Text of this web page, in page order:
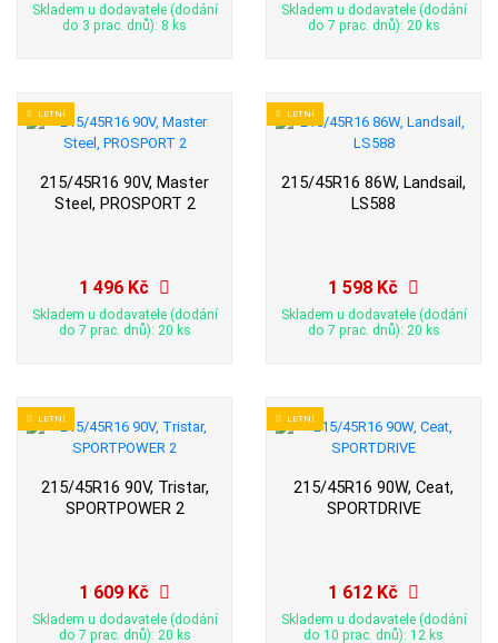
Skladem u dodavatele (dodání
do 3 prac. dnů): 8 ks
Skladem u dodavatele (dodání
do 7 prac. dnů): 20 ks
LETNÍ
215/45R16 90V, Master
Steel, PROSPORT 2
1 496 Kč
Skladem u dodavatele (dodání
do 7 prac. dnů): 20 ks
LETNÍ
215/45R16 86W, Landsail,
LS588
1 598 Kč
Skladem u dodavatele (dodání
do 7 prac. dnů): 20 ks
LETNÍ
215/45R16 90V, Tristar,
SPORTPOWER 2
1 609 Kč
Skladem u dodavatele (dodání
do 7 prac. dnů): 20 ks
LETNÍ
215/45R16 90W, Ceat,
SPORTDRIVE
1 612 Kč
Skladem u dodavatele (dodání
do 10 prac. dnů): 12 ks